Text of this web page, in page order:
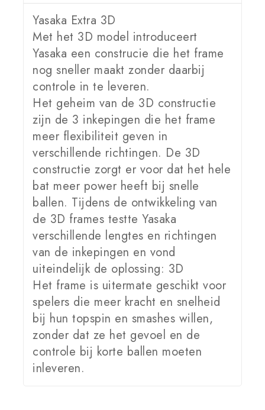
Yasaka Extra 3D
Met het 3D model introduceert
Yasaka een construcie die het frame
nog sneller maakt zonder daarbij
controle in te leveren.
Het geheim van de 3D constructie
zijn de 3 inkepingen die het frame
meer flexibiliteit geven in
verschillende richtingen. De 3D
constructie zorgt er voor dat het hele
bat meer power heeft bij snelle
ballen. Tijdens de ontwikkeling van
de 3D frames testte Yasaka
verschillende lengtes en richtingen
van de inkepingen en vond
uiteindelijk de oplossing: 3D
Het frame is uitermate geschikt voor
spelers die meer kracht en snelheid
bij hun topspin en smashes willen,
zonder dat ze het gevoel en de
controle bij korte ballen moeten
inleveren.